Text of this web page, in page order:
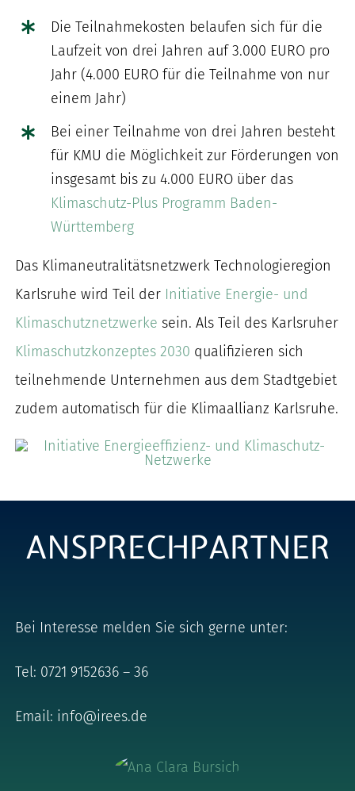
Die Teilnahmekosten belaufen sich für die
Laufzeit von drei Jahren auf 3.000 EURO pro
Jahr (4.000 EURO für die Teilnahme von nur
einem Jahr)
Bei einer Teilnahme von drei Jahren besteht
für KMU die Möglichkeit zur Förderungen von
insgesamt bis zu 4.000 EURO über das
Klimaschutz-Plus Programm Baden-
Württemberg
Das Klimaneutralitätsnetzwerk Technologieregion
Karlsruhe wird Teil der Initiative Energie- und
Klimaschutznetzwerke sein. Als Teil des Karlsruher
Klimaschutzkonzeptes 2030 qualifizieren sich
teilnehmende Unternehmen aus dem Stadtgebiet
zudem automatisch für die Klimaallianz Karlsruhe.
ANSPRECHPARTNER
Bei Interesse melden Sie sich gerne unter:
Tel: 0721 9152636 – 36
Email: info@irees.de